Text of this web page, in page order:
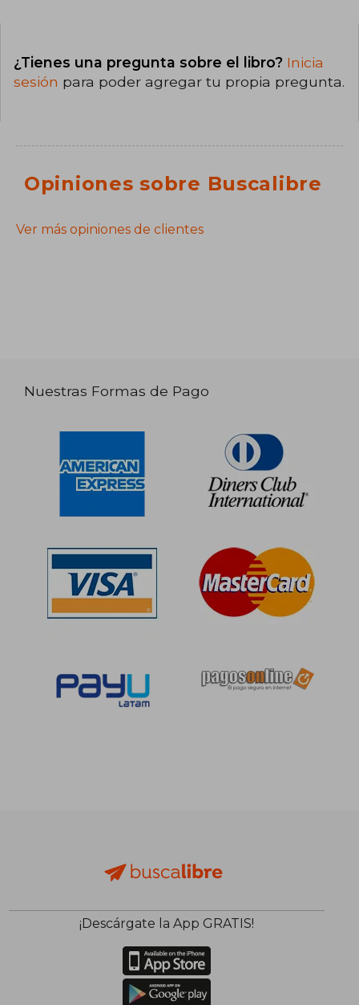
¿Tienes una pregunta sobre el libro? Inicia
sesión para poder agregar tu propia pregunta.
Opiniones sobre Buscalibre
Ver más opiniones de clientes
Nuestras Formas de Pago
¡Descárgate la App GRATIS!